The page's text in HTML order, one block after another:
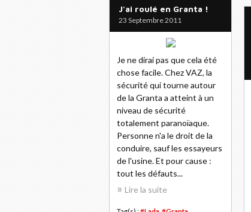
J'ai roulé en Granta !
23 Septembre 2011
Je ne dirai pas que cela été
chose facile. Chez VAZ, la
sécurité qui tourne autour
de la Granta a atteint à un
niveau de sécurité
totalement paranoïaque.
Personne n'a le droit de la
conduire, sauf les essayeurs
de l'usine. Et pour cause :
tout les défauts...
Lire la suite